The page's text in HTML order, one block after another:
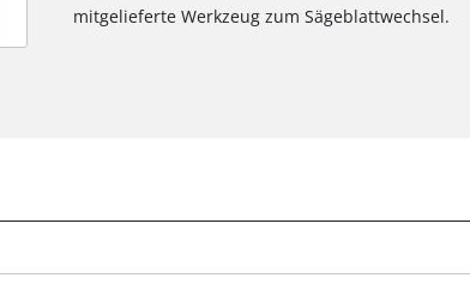
mitgelieferte Werkzeug zum Sägeblattwechsel.